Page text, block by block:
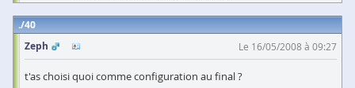
40
Zeph
Le 16/05/2008 à 09:27
t'as choisi quoi comme configuration au final ?